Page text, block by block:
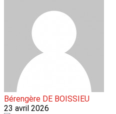
Bérengère DE BOISSIEU
23 avril 2026